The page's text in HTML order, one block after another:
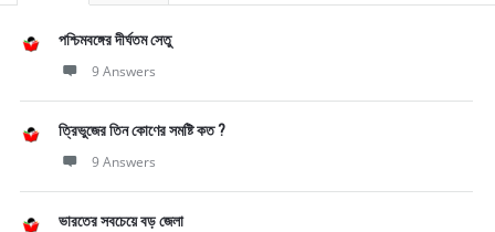
পশ্চিমবঙ্গের দীর্ঘতম সেতু
9 Answers
ত্রিভুজের তিন কোণের সমষ্টি কত ?
9 Answers
ভারতের সবচেয়ে বড় জেলা